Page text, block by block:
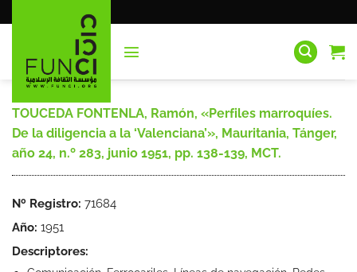
al
TOUCEDA FONTENLA, Ramón, «Perfiles marroquíes.
De la diligencia a la ‘Valenciana’», Mauritania, Tánger,
año 24, n.º 283, junio 1951, pp. 138-139, MCT.
Nº Registro: 71684
Año: 1951
Descriptores: